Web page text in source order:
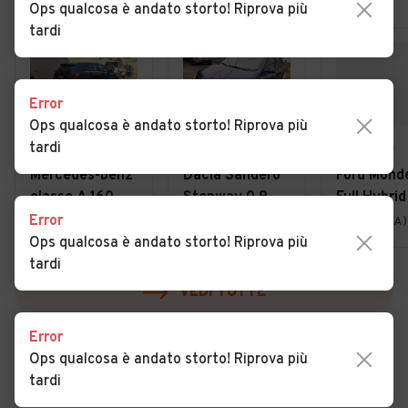
€ 7.500
Mercedes-benz
classe A 160
CDI Sport
Uniproprieatario
Dacia Sandero
Stepway 0.9
Start&Stop
€ 13.900
Ford
Full
187 CV
porte
Cagliari (CA)
VEDI TUTTE
Ops qualcosa è andato storto! Riprova più
tardi
Error
Ops qualcosa è andato storto! Riprova più
tardi
Error
Ops qualcosa è andato storto! Riprova più
tardi
Error
Ops qualcosa è andato storto! Riprova più
tardi